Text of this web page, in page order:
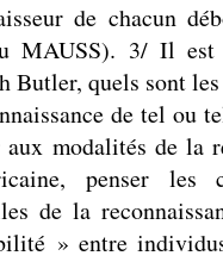
de chacun
MAUSS). 3/ Il
Butler, quels sont
de tel ou
modalités de la
penser les
de la
» entre